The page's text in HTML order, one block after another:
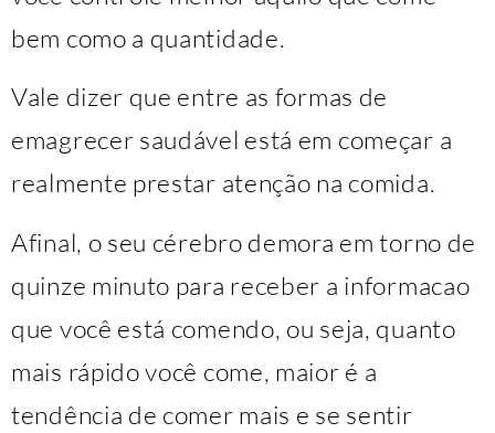
bem como a quantidade.
Vale dizer que entre as formas de
emagrecer saudável está em começar a
realmente prestar atenção na comida.
Afinal, o seu cérebro demora em torno de
quinze minuto para receber a informacao
que você está comendo, ou seja, quanto
mais rápido você come, maior é a
tendência de comer mais e se sentir